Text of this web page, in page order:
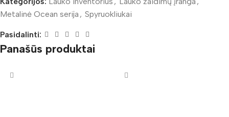
Metalinė Ocean serija , Spyruokliukai
Pasidalinti:
Panašūs produktai